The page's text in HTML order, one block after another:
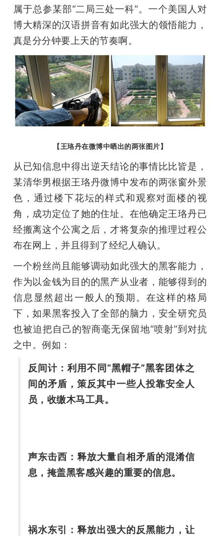
属于总参某部“二局三处一科”。一个美国人对
博大精深的汉语拼音有如此强大的领悟能力，
真是分分钟要上天的节奏啊。
【王珞丹在微博中晒出的两张图片】
从已知信息中得出逆天结论的事情比比皆是，
某清华男根据王珞丹微博中发布的两张窗外景
色，通过楼下花坛的样式和观察对面楼的视
角，成功定位了她的住址。在他确定王珞丹已
经搬离这个公寓之后，才将复杂的推理过程公
布在网上，并且得到了经纪人确认。
一个粉丝尚且能够调动如此强大的黑客能力，
作为以金钱为目的的黑产从业者，能够得到的
信息显然超出一般人的预期。在这样的格局
下，如果黑客投入了全部的脑力，安全研究员
也被迫把自己的智商毫无保留地“喷射”到对抗
之中。例如：
反间计：利用不同“黑帽子”黑客团体之
间的矛盾，策反其中一些人投靠安全人
员，收缴木马工具。
声东击西：释放大量自相矛盾的混淆信
息，掩盖黑客感兴趣的重要的信息。
祸水东引：释放出强大的反黑能力，让